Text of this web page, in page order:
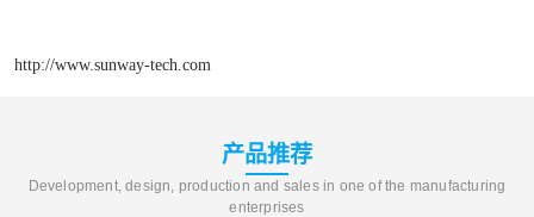
http://www.sunway-tech.com
产品推荐
Development, design, production and sales in one of the manufacturing
enterprises